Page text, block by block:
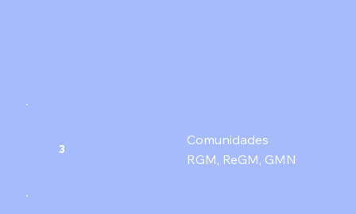
3
Comunidades
RGM, ReGM, GMN